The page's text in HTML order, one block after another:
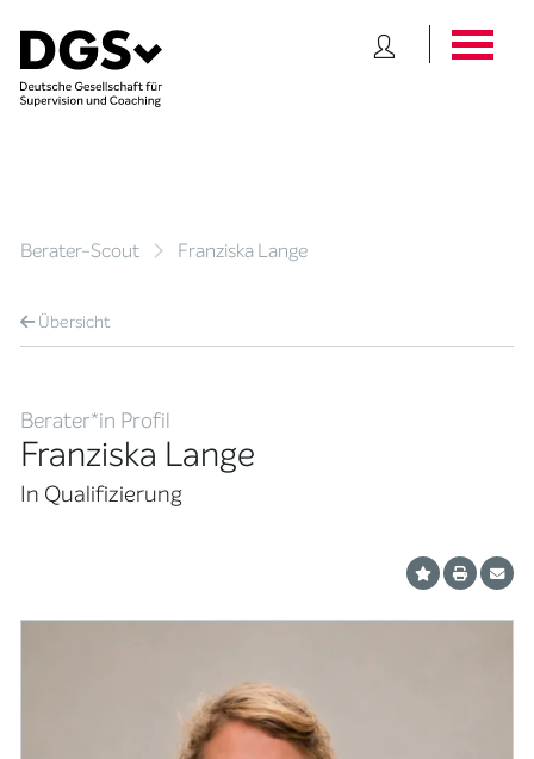
Berater-Scout Franziska Lange
Übersicht
Berater*in Profil
Franziska Lange
In Qualifizierung